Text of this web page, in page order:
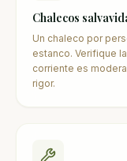
Chalecos
Un chaleco por
estanco. Verifique
corriente es
rigor.